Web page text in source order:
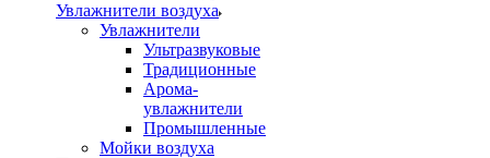
Увлажнители воздуха
Увлажнители
Ультразвуковые
Традиционные
Арома-
увлажнители
Промышленные
Мойки воздуха